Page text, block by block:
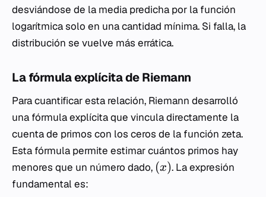
desviándose de la media predicha por la función
logarítmica solo en una cantidad mínima. Si falla, la
distribución se vuelve más errática.
La fórmula explícita de Riemann
Para cuantificar esta relación, Riemann desarrolló
una fórmula explícita que vincula directamente la
cuenta de primos con los ceros de la función zeta.
Esta fórmula permite estimar cuántos primos hay
menores que un número dado, (x). La expresión
fundamental es: